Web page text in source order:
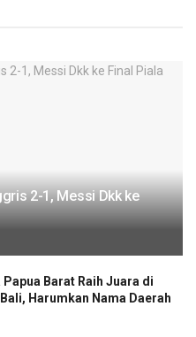
2-1, Messi Dkk ke
Barat Raih Juara di
Harumkan Nama Daerah